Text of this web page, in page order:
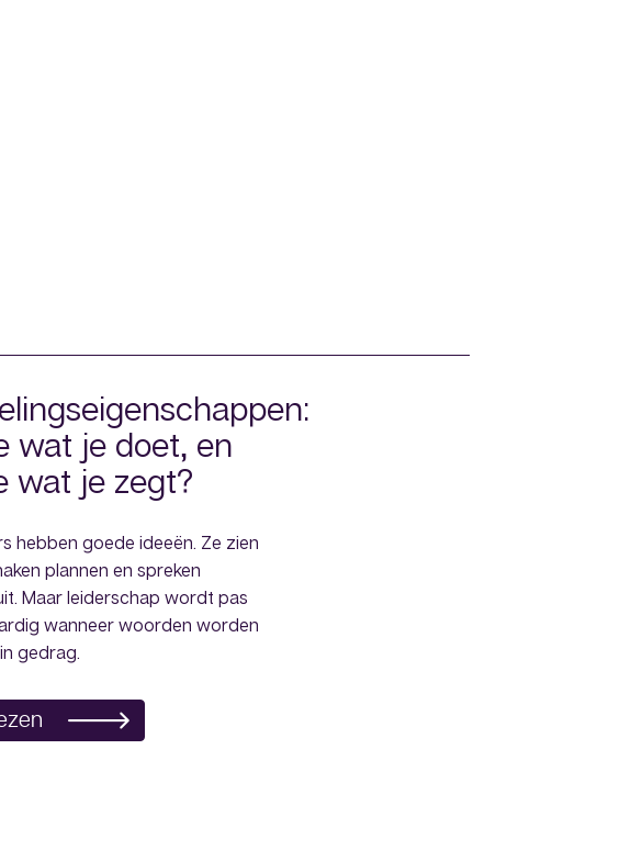
wat je doet, en
wat je zegt?
hebben goede ideeën. Ze zien
plannen en spreken
Maar leiderschap wordt pas
wanneer woorden worden
gedrag.